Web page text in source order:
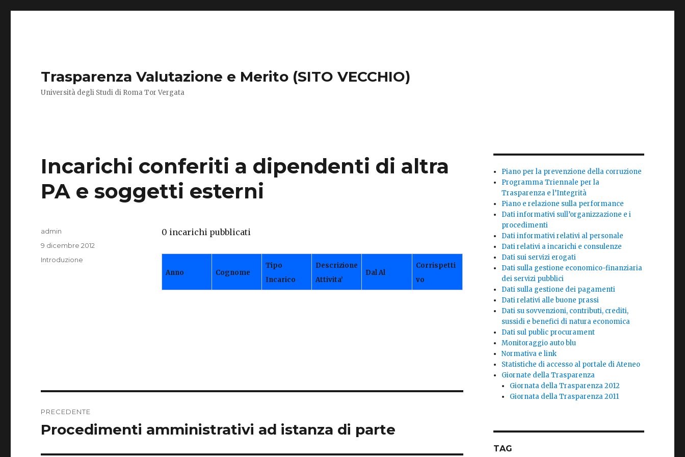
Trasparenza Valutazione e Merito (SITO VECCHIO)
Università degli Studi di Roma Tor Vergata
Incarichi conferiti a dipendenti di altra
PA e soggetti esterni
0 incarichi pubblicati
Anno Cognome
Tipo
Incarico
Descrizione
Attivita’
DalAl
Corrispetti
vo
Autore
admin
Pubblicato
il
9 dicembre 2012
Categorie
Introduzione
articoli
PRECEDENTE
Articolo
Procedimenti amministrativi ad istanza di parte
Piano per la prevenzione della corruzione
Programma Triennale per la
Trasparenza e l’Integrità
Piano e relazione sulla performance
Dati informativi sull’organizzazione e i
procedimenti
Dati informativi relativi al personale
Dati relativi a incarichi e consulenze
Dati sui servizi erogati
Dati sulla gestione economico-finanziaria
dei servizi pubblici
Dati sulla gestione dei pagamenti
Dati relativi alle buone prassi
Dati su sovvenzioni, contributi, crediti,
sussidi e benefici di natura economica
Dati sul public procurament
Monitoraggio auto blu
Normativa e link
Statistiche di accesso al portale di Ateneo
Giornate della Trasparenza
Giornata della Trasparenza 2012
Giornata della Trasparenza 2011
TAG